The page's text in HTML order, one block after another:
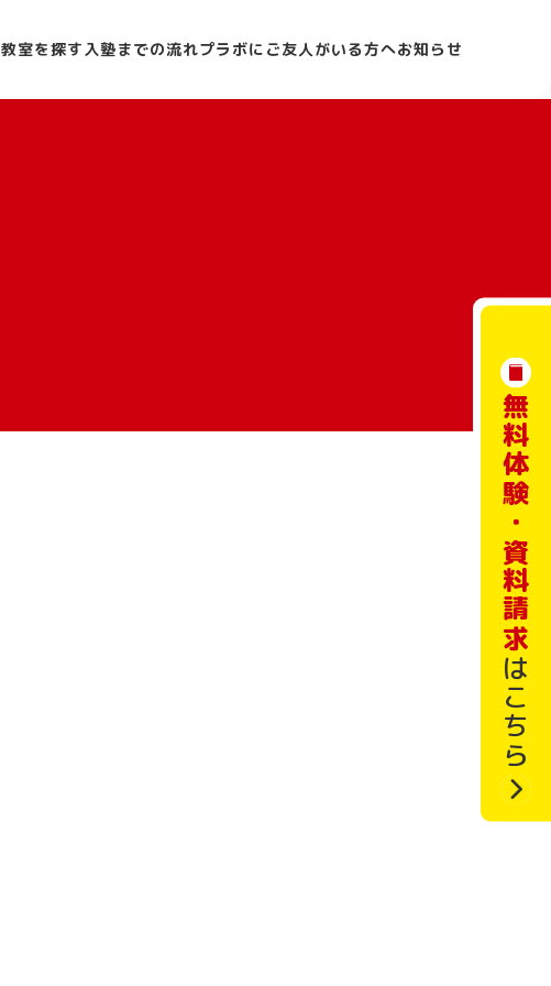
教室を探す入塾までの流れプラボにご友人がいる方へお知らせ
無料体験・資料請求
はこちら